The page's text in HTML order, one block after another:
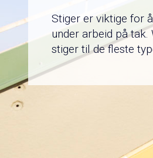
Stiger er viktige for
under arbeid på
stiger til de fleste